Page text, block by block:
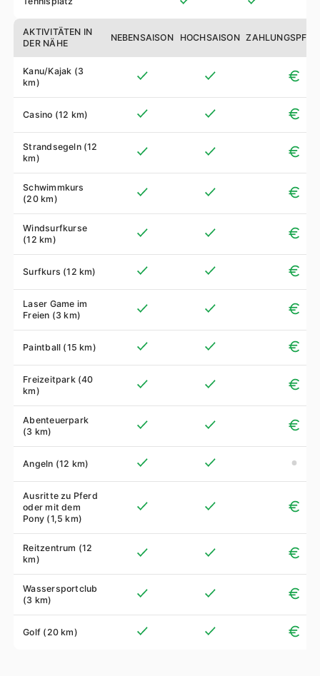
AKTIVITÄTEN IN
DER NÄHE
NEBENSAISON HOCHSAISON
Kanu/Kajak (3
km)
Casino (12 km)
Strandsegeln (12
km)
Schwimmkurs
(20 km)
Windsurfkurse
(12 km)
Surfkurs (12 km)
Laser Game im
Freien (3 km)
Paintball (15 km)
Freizeitpark (40
km)
Abenteuerpark
(3 km)
Angeln (12 km)
Ausritte zu Pferd
oder mit dem
Pony (1,5 km)
Reitzentrum (12
km)
Wassersportclub
(3 km)
Golf (20 km)